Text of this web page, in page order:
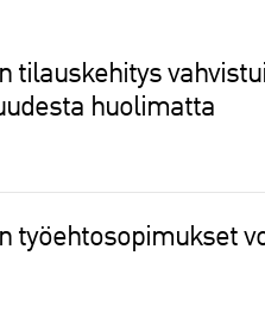
tilauskehitys
huolimatta
työehtosopimukset